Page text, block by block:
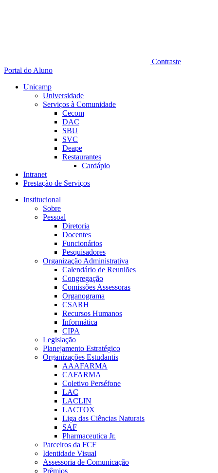
Contraste
Portal do Aluno
Unicamp
Universidade
Serviços à Comunidade
Cecom
DAC
SBU
SVC
Deape
Restaurantes
Cardápio
Intranet
Prestação de Serviços
Institucional
Sobre
Pessoal
Diretoria
Docentes
Funcionários
Pesquisadores
Organização Administrativa
Calendário de Reuniões
Congregação
Comissões Assessoras
Organograma
CSARH
Recursos Humanos
Informática
CIPA
Legislação
Planejamento Estratégico
Organizações Estudantis
AAAFARMA
CAFARMA
Coletivo Perséfone
LAC
LACLIN
LACTOX
Liga das Ciências Naturais
SAF
Pharmaceutica Jr.
Parceiros da FCF
Identidade Visual
Assessoria de Comunicação
Prêmios